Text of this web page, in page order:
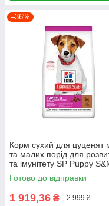
–36%
Корм сухий для цуценят
та малих порід для
та імунітету SP Puppy
L&R 6кг, Ягня та рис
Готово до відправки
1 919,36 ₴ 2 999 ₴